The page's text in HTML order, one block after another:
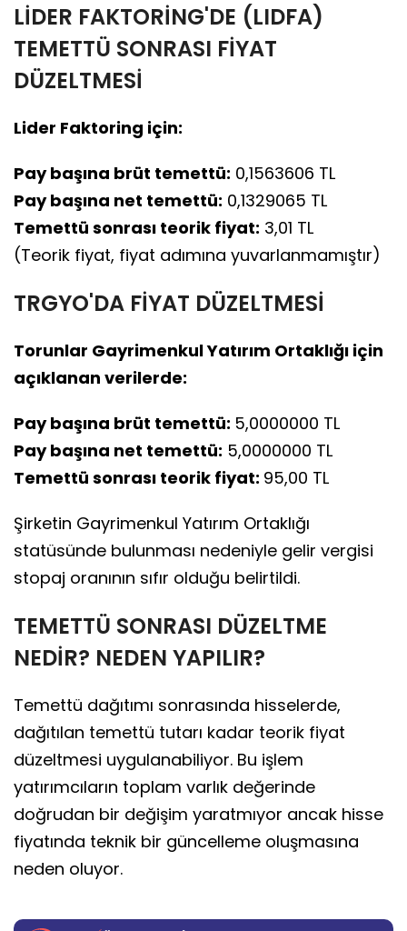
LİDER FAKTORİNG'DE (LIDFA)
TEMETTÜ SONRASI FİYAT
DÜZELTMESİ
Lider Faktoring için:
Pay başına brüt temettü: 0,1563606 TL
Pay başına net temettü: 0,1329065 TL
Temettü sonrası teorik fiyat: 3,01 TL
(Teorik fiyat, fiyat adımına yuvarlanmamıştır)
TRGYO'DA FİYAT DÜZELTMESİ
Torunlar Gayrimenkul Yatırım Ortaklığı için
açıklanan verilerde:
Pay başına brüt temettü: 5,0000000 TL
Pay başına net temettü: 5,0000000 TL
Temettü sonrası teorik fiyat: 95,00 TL
Şirketin Gayrimenkul Yatırım Ortaklığı
statüsünde bulunması nedeniyle gelir vergisi
stopaj oranının sıfır olduğu belirtildi.
TEMETTÜ SONRASI DÜZELTME
NEDİR? NEDEN YAPILIR?
Temettü dağıtımı sonrasında hisselerde,
dağıtılan temettü tutarı kadar teorik fiyat
düzeltmesi uygulanabiliyor. Bu işlem
yatırımcıların toplam varlık değerinde
doğrudan bir değişim yaratmıyor ancak hisse
fiyatında teknik bir güncelleme oluşmasına
neden oluyor.